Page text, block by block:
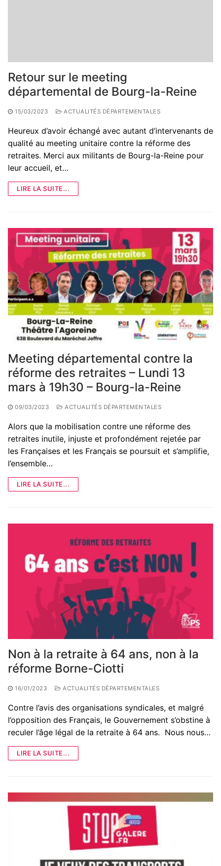
Retour sur le meeting
départemental de Bourg-la-Reine
15/03/2023 ACTUALITÉS DÉPARTEMENTALES
Heureux d’avoir échangé avec autant d’intervenants de
qualité au meeting unitaire contre la réforme des
retraites. Merci aux militants de Bourg-la-Reine pour
leur accueil, et…
LIRE LA SUITE...
Meeting départemental contre la
réforme des retraites – Lundi 13
mars à 19h30 – Bourg-la-Reine
09/03/2023 ACTUALITÉS DÉPARTEMENTALES
Alors que la mobilisation contre une réforme des
retraites inutile, injuste et profondément rejetée par
les Françaises et les Français se poursuit et s’amplifie,
l’ensemble…
LIRE LA SUITE...
Non à la retraite à 64 ans, non à la
réforme Borne-Ciotti
16/01/2023 ACTUALITÉS DÉPARTEMENTALES
Contre l’avis des organisations syndicales, et malgré
l’opposition des Français, le Gouvernement s’obstine à
reculer l’âge légal de la retraite à 64 ans. Nous nous…
LIRE LA SUITE...